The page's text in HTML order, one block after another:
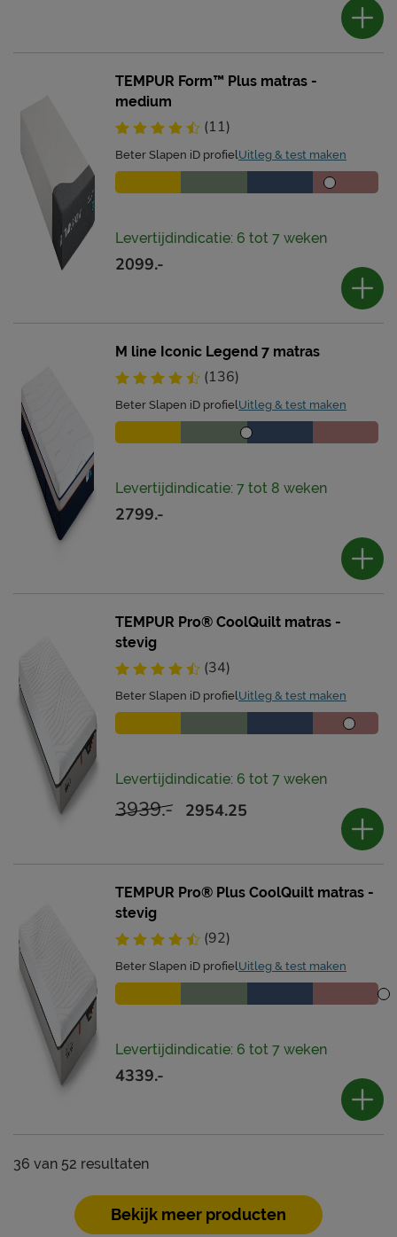
TEMPUR Form™ Plus matras -
medium
(11)
Beter Slapen iD profielUitleg & test maken
Levertijdindicatie: 6 tot 7 weken
2099.-
M line Iconic Legend 7 matras
(136)
Beter Slapen iD profielUitleg & test maken
Levertijdindicatie: 7 tot 8 weken
2799.-
TEMPUR Pro® CoolQuilt matras -
stevig
(34)
Beter Slapen iD profielUitleg & test maken
Levertijdindicatie: 6 tot 7 weken
3939.- 2954.25
TEMPUR Pro® Plus CoolQuilt matras -
stevig
(92)
Beter Slapen iD profielUitleg & test maken
Levertijdindicatie: 6 tot 7 weken
4339.-
36 van 52 resultaten
Bekijk meer producten